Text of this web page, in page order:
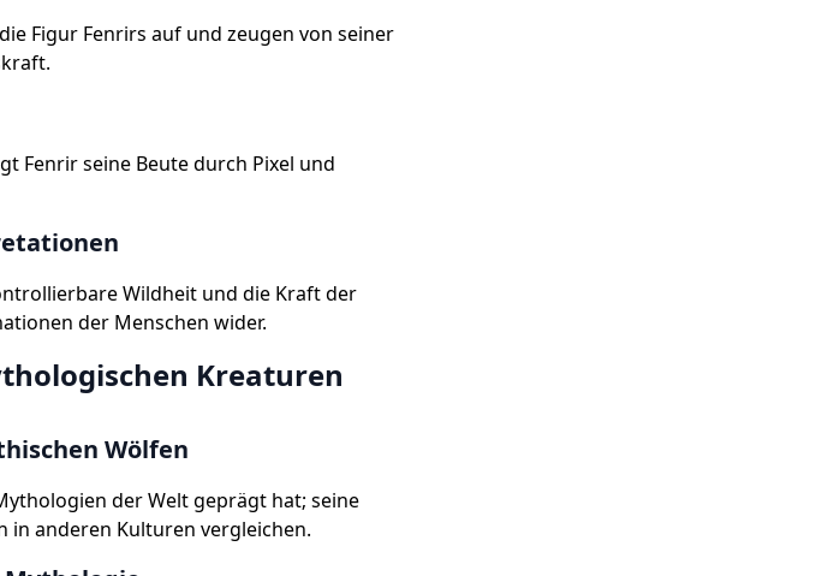
Figur Fenrirs auf und zeugen von seiner
Fenrir seine Beute durch Pixel und
Wildheit und die Kraft der
der Menschen wider.
Kreaturen
Wölfen
der Welt geprägt hat; seine
in anderen Kulturen vergleichen.